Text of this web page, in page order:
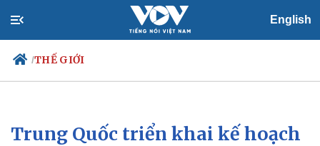
English
/THẾ GIỚI
Chính trị
Xã hội
Trung Quốc triển khai kế hoạch